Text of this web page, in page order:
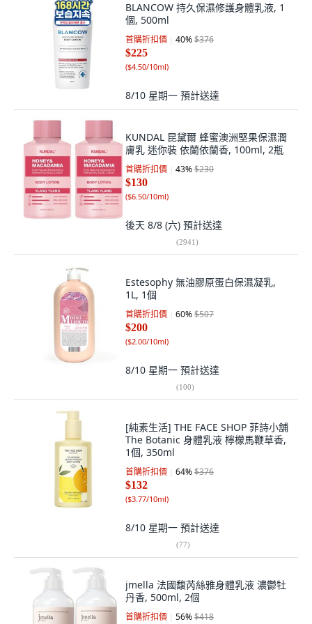
BLANCOW 持久保濕修護身體乳液, 1
個, 500ml
首購折扣價 40%$376
$225
($4.50/10ml)
8/10 星期一 預計送達
KUNDAL 昆黛爾 蜂蜜澳洲堅果保濕潤
膚乳 迷你裝 依蘭依蘭香, 100ml, 2瓶
首購折扣價 43%$230
$130
($6.50/10ml)
後天 8/8 (六) 預計送達
(2941)
Estesophy 無油膠原蛋白保濕凝乳,
1L, 1個
首購折扣價 60%$507
$200
($2.00/10ml)
8/10 星期一 預計送達
(100)
[純素生活] THE FACE SHOP 菲詩小舖
The Botanic 身體乳液 檸檬馬鞭草香,
1個, 350ml
首購折扣價 64%$376
$132
($3.77/10ml)
8/10 星期一 預計送達
(77)
jmella 法國馥芮絲雅身體乳液 濃鬱牡
丹香, 500ml, 2個
首購折扣價 56%$418